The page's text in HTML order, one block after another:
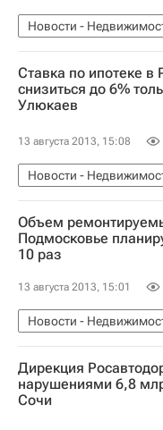
Новости -
Инфраструктура
Московская область
Ставка по ипотеке
снизиться до 6%
Улюкаев
13 августа 2013, 15:08
Новости -
Алексей Улюкаев
Объем
Подмосковье
10 раз
13 августа 2013, 15:01
Новости -
Инфраструктура
Московская область
Дирекция
нарушениями 6,8
Сочи